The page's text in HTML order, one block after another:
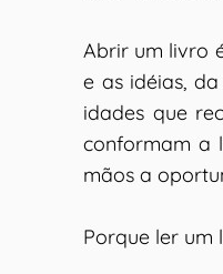
Abrir um livro
e as idéias,
idades que
conformam a
mãos a
Porque ler um